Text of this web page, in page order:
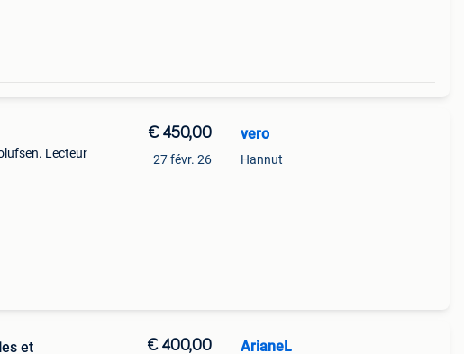
Lecteur
€ 450,00
27 févr. 26
vero
Hannut
et
€ 400,00 ArianeL